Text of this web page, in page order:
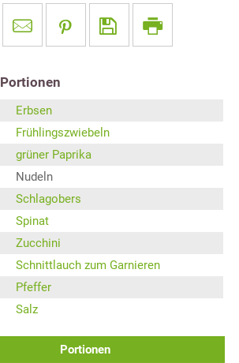
Portionen
Erbsen
Frühlingszwiebeln
grüner Paprika
Nudeln
Schlagobers
Spinat
Zucchini
Schnittlauch zum Garnieren
Pfeffer
Salz
Portionen